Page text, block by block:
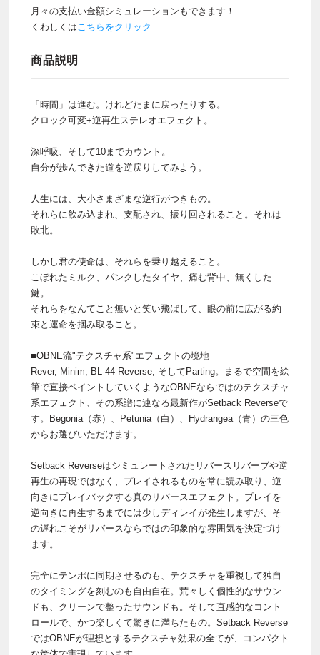
月々の支払い金額シミュレーションもできます！
くわしくはこちらをクリック
商品説明
「時間」は進む。けれどたまに戻ったりする。
クロック可変+逆再生ステレオエフェクト。
深呼吸、そして10までカウント。
自分が歩んできた道を逆戻りしてみよう。
人生には、大小さまざまな逆行がつきもの。
それらに飲み込まれ、支配され、振り回されること。それは
敗北。
しかし君の使命は、それらを乗り越えること。
こぼれたミルク、パンクしたタイヤ、痛む背中、無くした
鍵。
それらをなんてこと無いと笑い飛ばして、眼の前に広がる約
束と運命を掴み取ること。
■OBNE流"テクスチャ系"エフェクトの境地
Rever, Minim, BL-44 Reverse, そしてParting。まるで空間を絵
筆で直接ペイントしていくようなOBNEならではのテクスチャ
系エフェクト、その系譜に連なる最新作がSetback Reverseで
す。Begonia（赤）、Petunia（白）、Hydrangea（青）の三色
からお選びいただけます。
Setback Reverseはシミュレートされたリバースリバーブや逆
再生の再現ではなく、プレイされるものを常に読み取り、逆
向きにプレイバックする真のリバースエフェクト。プレイを
逆向きに再生するまでには少しディレイが発生しますが、そ
の遅れこそがリバースならではの印象的な雰囲気を決定づけ
ます。
完全にテンポに同期させるのも、テクスチャを重視して独自
のタイミングを刻むのも自由自在。荒々しく個性的なサウン
ドも、クリーンで整ったサウンドも。そして直感的なコント
ロールで、かつ楽しくて驚きに満ちたもの。Setback Reverse
ではOBNEが理想とするテクスチャ効果の全てが、コンパクト